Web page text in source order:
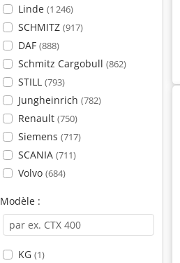
Linde (1 246)
SCHMITZ (917)
DAF (888)
Schmitz Cargobull (862)
STILL (793)
Jungheinrich (782)
Renault (750)
Siemens (717)
SCANIA (711)
Volvo (684)
Modèle :
KG (1)